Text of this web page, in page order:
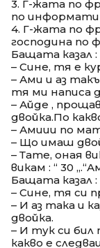
3. Г-жата по
по
4. Г-жата по
господина по
Бащата казал :
– Сине, тя е
– Ами и аз
тя ми написа
– Айде ,
двойка.По
– Амиии по
– Що имаш
– Тате, оная
викам : “ 30
Бащата казал :
– Сине, тя си
– И аз така и
двойка.
– И тук си бил
какво е